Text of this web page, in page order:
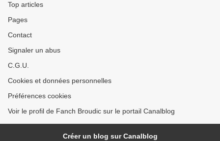
Top articles
Pages
Contact
Signaler un abus
C.G.U.
Cookies et données personnelles
Préférences cookies
Voir le profil de Fanch Broudic sur le portail Canalblog
Créer un blog sur Canalblog